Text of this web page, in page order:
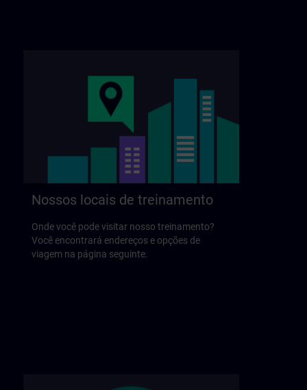
Nossos locais de treinamento
Onde você pode visitar nosso treinamento?
Você encontrará endereços e opções de
viagem na página seguinte.